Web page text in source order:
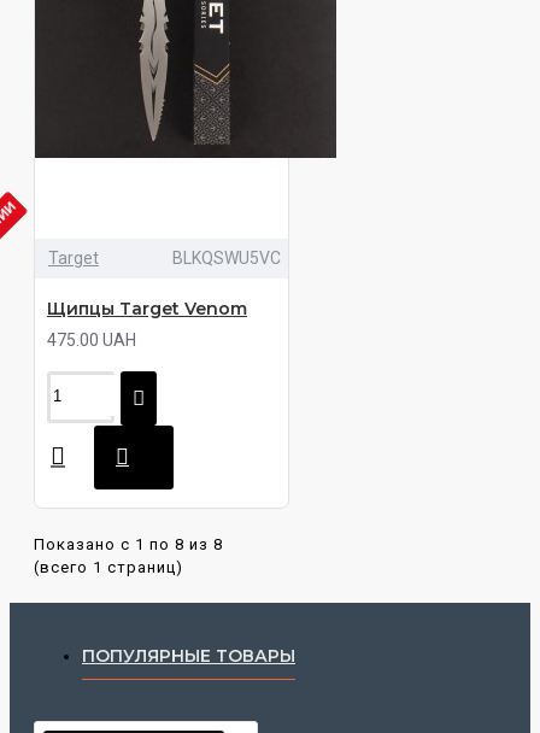
Target BLKQSWU5VC
Щипцы Target Venom
475.00 UAH
Показано с 1 по 8 из 8
(всего 1 страниц)
ПОПУЛЯРНЫЕ ТОВАРЫ